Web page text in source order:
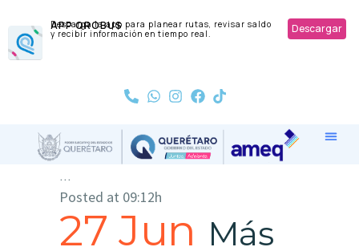
APP QROBUS
Descarga la app para planear rutas, revisar saldo
y recibir información en tiempo real.
Descargar
27 Jun Más
Posted at 09:12h
...